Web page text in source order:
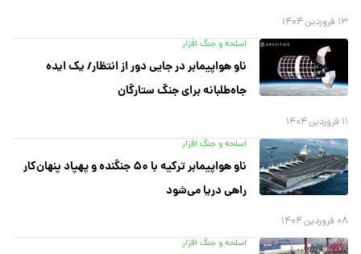
۱۳ فروردین ۱۴۰۴
اسلحه و جنگ افزار
ناو هواپیمابر در جایی دور از انتظار/ یک ایده
جاه‌طلبانه برای جنگ ستارگان
۱۱ فروردین ۱۴۰۴
اسلحه و جنگ افزار
ناو هواپیمابر ترکیه با ۵۰ جنگنده و پهپاد پنهان‌کار
راهی دریا می‌شود
۰۸ فروردین ۱۴۰۴
اسلحه و جنگ افزار